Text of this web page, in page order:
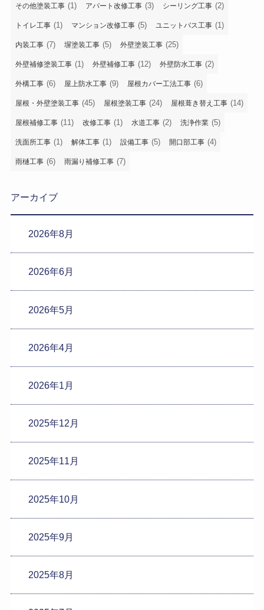
その他塗装工事 (1) アパート改修工事 (3) シーリング工事 (2)
トイレ工事 (1) マンション改修工事 (5) ユニットバス工事 (1)
内装工事 (7) 塀塗装工事 (5) 外壁塗装工事 (25)
外壁補修塗装工事 (1) 外壁補修工事 (12) 外壁防水工事 (2)
外構工事 (6) 屋上防水工事 (9) 屋根カバー工法工事 (6)
屋根・外壁塗装工事 (45) 屋根塗装工事 (24) 屋根葺き替え工事 (14)
屋根補修工事 (11) 改修工事 (1) 水道工事 (2) 洗浄作業 (5)
洗面所工事 (1) 解体工事 (1) 設備工事 (5) 開口部工事 (4)
雨樋工事 (6) 雨漏り補修工事 (7)
アーカイブ
2026年8月
2026年6月
2026年5月
2026年4月
2026年1月
2025年12月
2025年11月
2025年10月
2025年9月
2025年8月